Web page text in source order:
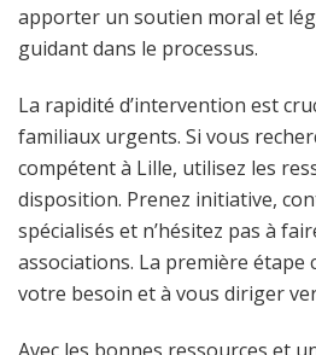
apporter un soutien moral et
guidant dans le processus.
La rapidité d’intervention est
familiaux urgents. Si vous
compétent à Lille, utilisez les
disposition. Prenez initiative,
spécialisés et n’hésitez pas à
associations. La première étape
votre besoin et à vous diriger
Avec les bonnes ressources et